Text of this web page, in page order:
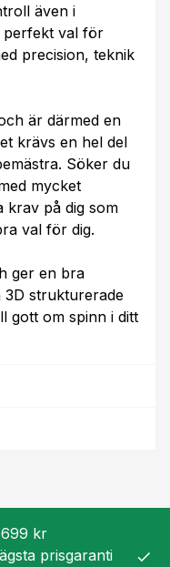
även i
perfekt val för
precision, teknik
är därmed en
krävs en hel del
Söker du
mycket
krav på dig som
val för dig.
ger en bra
3D strukturerade
gott om spinn i ditt
kr
prisgaranti check